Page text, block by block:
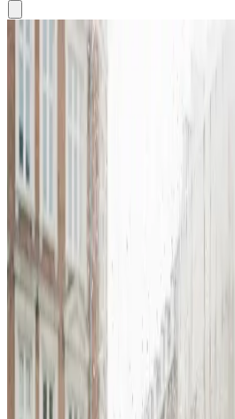
Industriventilation i
Industriventilation i
I Vallensbæk leverer vi
fra ende til anden:
montering af store anlæg og fast
dokumenterede luftmængder.